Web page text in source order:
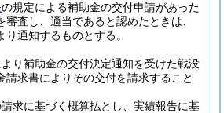
の規定による補助金の交付申請があった
審査し、適当であると認めたときは、
通知するものとする。
り補助金の交付決定通知を受けた戦没
請求書によりその交付を請求すること
求に基づく概算払とし、実績報告に基